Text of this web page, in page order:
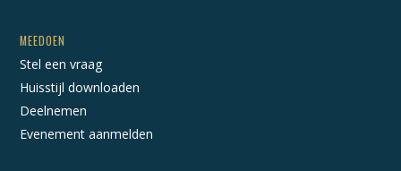
MEEDOEN
Stel een vraag
Huisstijl downloaden
Deelnemen
Evenement aanmelden